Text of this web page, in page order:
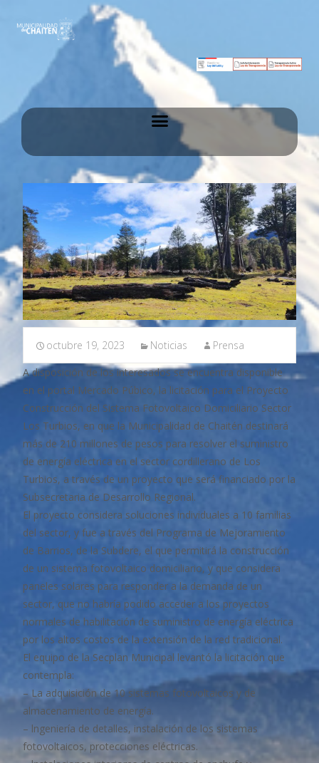
octubre 19, 2023 Noticias
Prensa
A disposición de los interesados se encuentra disponible
en el portal Mercado Púbico, la licitación para el Proyecto
Construcción del Sistema Fotovoltaico Domiciliario Sector
Los Turbios, en que la Municipalidad de Chaitén destinará
más de 210 millones de pesos para resolver el suministro
de energía eléctrica en el sector cordillerano de Los
Turbios, a través de un proyecto que será financiado por la
Subsecretaria de Desarrollo Regional.
El proyecto considera soluciones individuales a 10 familias
del sector, y fue a través del Programa de Mejoramiento
de Barrios, de la Subdere, el que permitirá la construcción
de un sistema fotovoltaico domiciliario, y que considera
paneles solares para responder a la demanda de un
sector, que no habría podido acceder a los proyectos
normales de habilitación de suministro de energía eléctrica
por los altos costos de la extensión de la red tradicional.
El equipo de la Secplan Municipal levantó la licitación que
contempla:
– La adquisición de 10 sistemas fotovoltaicos y de
almacenamiento de energía.
– lngeniería de detalles, instalación de los sistemas
fotovoltaicos, protecciones eléctricas.